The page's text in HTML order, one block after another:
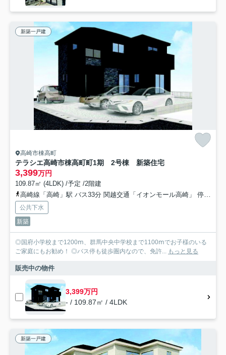
新築一戸建
高崎市棟高町
テラシエ高崎市棟高町町1期 2号棟 新築住宅
3,399万円
109.87㎡ (4LDK) /予定 /2階建
高崎線「高崎」駅 バス33分 関越交通「イオンモール高崎」 停歩11分
公共下水
新築
◎国府小学校まで1200ⅿ、群馬中央中学校まで1100ⅿでお子様のいる
ご家庭にもお勧め！ ◎バス停も徒歩圏内なので、免許... もっと見る
販売中の物件
3,399万円
- / 109.87㎡ / 4LDK
新築一戸建